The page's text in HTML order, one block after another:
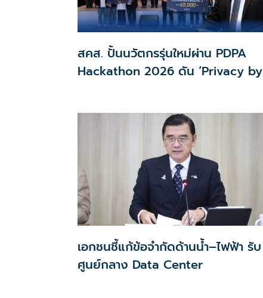
สคส. ปั้นนวัตกรรุ่นใหม่ผ่าน PDPA
Hackathon 2026 ดัน ‘Privacy by
เอกชนชี้แก้ข้อจำกัดด้านน้ำ–ไฟฟ้า รับ
ศูนย์กลาง Data Center